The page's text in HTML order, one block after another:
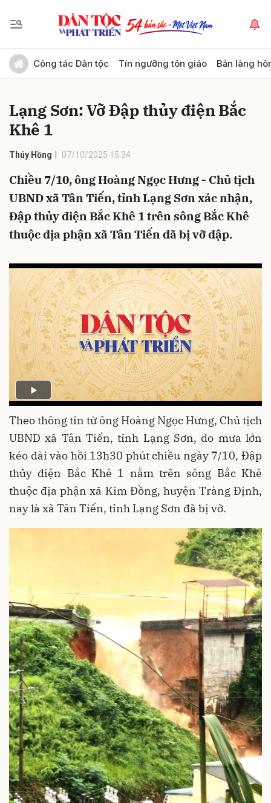
Công tác Dân tộc Tín ngưỡng tôn giáo Bản làng
Lạng Sơn: Vỡ Đập thủy điện Bắc
Khê 1
Thúy Hồng 07/10/2025 15:34
Chiều 7/10, ông Hoàng Ngọc Hưng - Chủ tịch
UBND xã Tân Tiến, tỉnh Lạng Sơn xác nhận,
Đập thủy điện Bắc Khê 1 trên sông Bắc Khê
thuộc địa phận xã Tân Tiến đã bị vỡ đập.
Theo thông tin từ ông Hoàng Ngọc Hưng, Chủ tịch
UBND xã Tân Tiến, tỉnh Lạng Sơn, do mưa lớn
kéo dài vào hồi 13h30 phút chiều ngày 7/10, Đập
thủy điện Bắc Khê 1 nằm trên sông Bắc Khê
thuộc địa phận xã Kim Đồng, huyện Tràng Định,
nay là xã Tân Tiến, tỉnh Lạng Sơn đã bị vỡ.
Gửi bình luận
Hủy Gửi